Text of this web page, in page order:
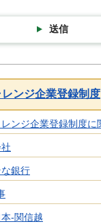
送信
ンジ企業登録制度
ンジ企業登録制度に
銀行
-関信越